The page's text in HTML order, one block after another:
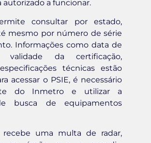
autorizado a funcionar.
consultar por estado,
mesmo por número de série
Informações como data de
validade da certificação,
técnicas estão
acessar o PSIE, é necessário
do Inmetro e utilizar a
busca de equipamentos
recebe uma multa de radar,